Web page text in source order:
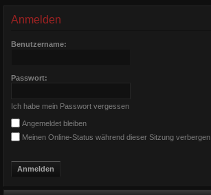
Anmelden
Benutzername:
Passwort:
Ich habe mein Passwort vergessen
Angemeldet bleiben
Meinen Online-Status während dieser Sitzung verbergen